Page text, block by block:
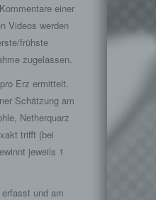
einer
Videos werden
frühste
zugelassen.
Erz ermittelt.
Schätzung am
Netherquarz
trifft (bei
jeweils 1
und am